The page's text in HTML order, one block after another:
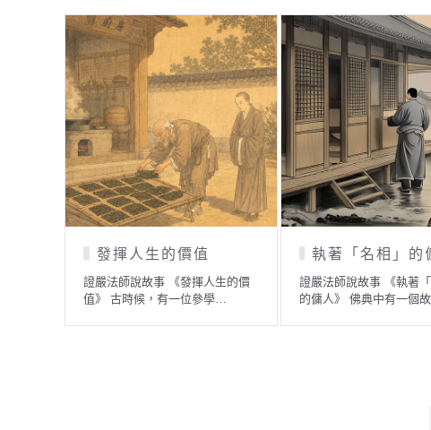
孝順的哥哥
證嚴法師說故事 《孝順的哥哥》
很久以前，在日本一個小…
醜公主的因緣
證嚴法師說故事 《醜公主的因
緣》 佛陀在世時，有一位聖…